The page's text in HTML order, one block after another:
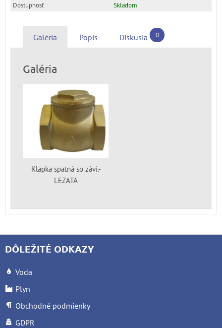
Skladom
Galéria Popis Diskusia 0
Galéria
Klapka spätná so závi.-
LEZATA
DÔLEŽITÉ ODKAZY
Voda
Plyn
Obchodné podmienky
GDPR